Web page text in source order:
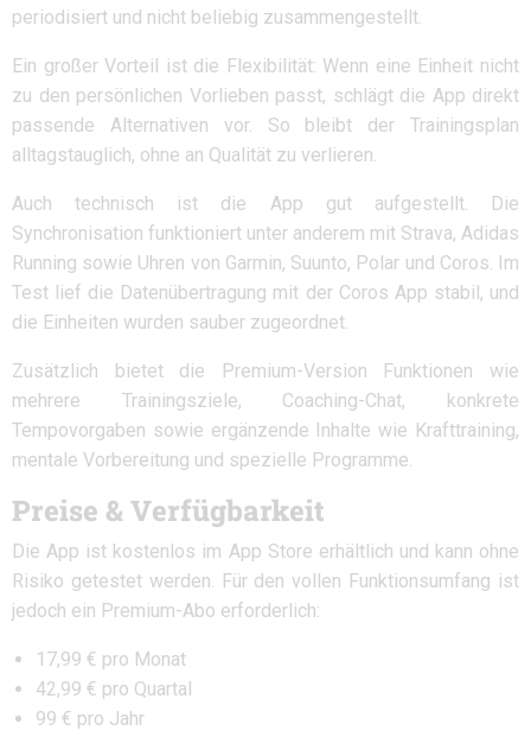
periodisiert und nicht beliebig zusammengestellt.
Ein großer Vorteil ist die Flexibilität: Wenn eine Einheit nicht
zu den persönlichen Vorlieben passt, schlägt die App direkt
passende Alternativen vor. So bleibt der Trainingsplan
alltagstauglich, ohne an Qualität zu verlieren.
Auch technisch ist die App gut aufgestellt. Die
Synchronisation funktioniert unter anderem mit Strava, Adidas
Running sowie Uhren von Garmin, Suunto, Polar und Coros. Im
Test lief die Datenübertragung mit der Coros App stabil, und
die Einheiten wurden sauber zugeordnet.
Zusätzlich bietet die Premium-Version Funktionen wie
mehrere Trainingsziele, Coaching-Chat, konkrete
Tempovorgaben sowie ergänzende Inhalte wie Krafttraining,
mentale Vorbereitung und spezielle Programme.
Preise & Verfügbarkeit
Die App ist kostenlos im App Store erhältlich und kann ohne
Risiko getestet werden. Für den vollen Funktionsumfang ist
jedoch ein Premium-Abo erforderlich:
17,99 € pro Monat
42,99 € pro Quartal
99 € pro Jahr